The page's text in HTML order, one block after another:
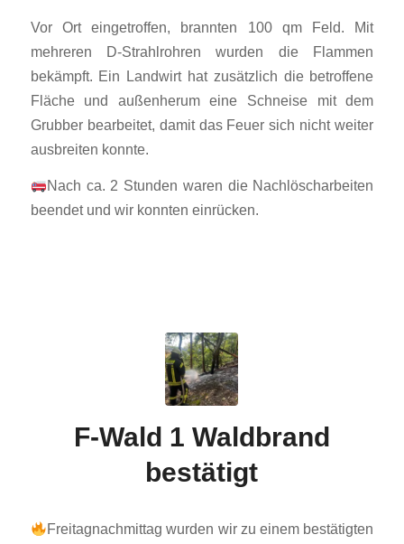
Vor Ort eingetroffen, brannten 100 qm Feld. Mit
mehreren D-Strahlrohren wurden die Flammen
bekämpft. Ein Landwirt hat zusätzlich die betroffene
Fläche und außenherum eine Schneise mit dem
Grubber bearbeitet, damit das Feuer sich nicht weiter
ausbreiten konnte.
Nach ca. 2 Stunden waren die Nachlöscharbeiten
beendet und wir konnten einrücken.
F-Wald 1 Waldbrand
bestätigt
Freitagnachmittag wurden wir zu einem bestätigten